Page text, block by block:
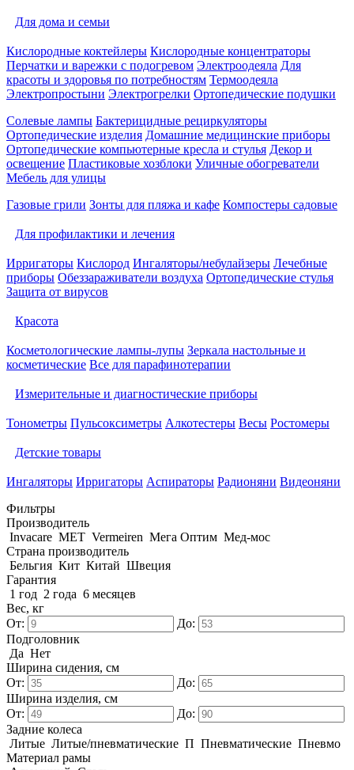
Для дома и семьи
Кислородные коктейлеры Кислородные концентраторы
Перчатки и варежки с подогревом Электроодеяла Для
красоты и здоровья по потребностям Термоодеяла
Электропростыни Электрогрелки Ортопедические подушки
Солевые лампы Бактерицидные рециркуляторы
Ортопедические изделия Домашние медицинские приборы
Ортопедические компьютерные кресла и стулья Декор и
освещение Пластиковые хозблоки Уличные обогреватели
Мебель для улицы
Газовые грили Зонты для пляжа и кафе Компостеры садовые
Для профилактики и лечения
Ирригаторы Кислород Ингаляторы/небулайзеры Лечебные
приборы Обеззараживатели воздуха Ортопедические стулья
Защита от вирусов
Красота
Косметологические лампы-лупы Зеркала настольные и
косметические Все для парафинотерапии
Измерительные и диагностические приборы
Тонометры Пульсоксиметры Алкотестеры Весы Ростомеры
Детские товары
Ингаляторы Ирригаторы Аспираторы Радионяни Видеоняни
Фильтры
Производитель
Invacare MET Vermeiren Мега Оптим Мед-мос
Страна производитель
Бельгия Кит Китай Швеция
Гарантия
1 год 2 года 6 месяцев
Вес, кг
От:
До:
Подголовник
Да Нет
Ширина сидения, см
От:
До:
Ширина изделия, см
От:
До:
Задние колеса
Литые Литые/пневматические П Пневматические Пневмо
Материал рамы